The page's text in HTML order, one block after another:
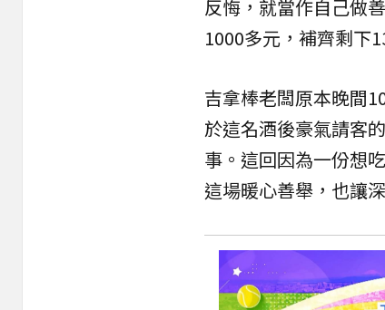
反悔，就當作自己做
1000多元，補齊剩下
吉拿棒老闆原本晚間
於這名酒後豪氣請客
事。這回因為一份想
這場暖心善舉，也讓